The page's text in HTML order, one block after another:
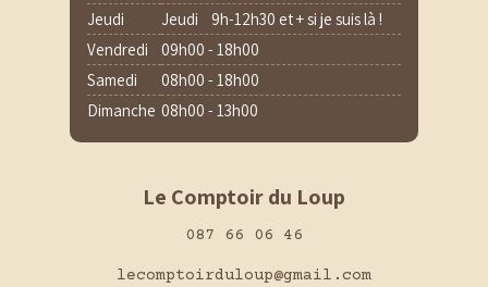
Jeudi
Jeudi 9h-12h30 et + si je suis là !
Vendredi
09h00 - 18h00
Samedi
08h00 - 18h00
Dimanche 08h00 - 13h00
Le Comptoir du Loup
087 66 06 46
lecomptoirduloup@gmail.com